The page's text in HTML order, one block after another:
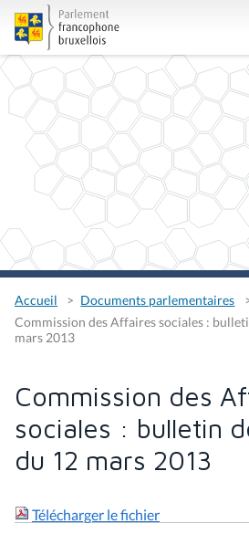
Accueil
Documents parlementaires
Commission des Affaires sociales :
mars 2013
Commission des
sociales : bulletin
du 12 mars 2013
Télécharger le fichier